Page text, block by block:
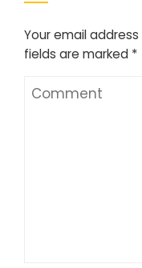
Your email
fields are marked *